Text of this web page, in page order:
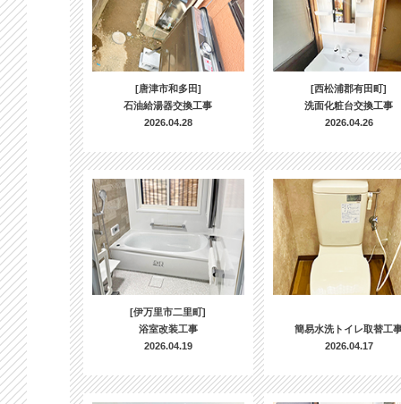
[唐津市和多田]
石油給湯器交換工事
2026.04.28
[西松浦郡有田町]
洗面化粧台交換工事
2026.04.26
[伊万里市二里町]
浴室改装工事
2026.04.19
簡易水洗トイレ取替工
2026.04.17